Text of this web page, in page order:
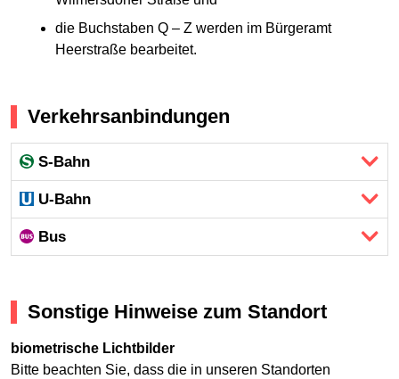
die Buchstaben Q – Z werden im Bürgeramt
Heerstraße bearbeitet.
Verkehrsanbindungen
S-Bahn
U-Bahn
Bus
Sonstige Hinweise zum Standort
biometrische Lichtbilder
Bitte beachten Sie, dass die in unseren Standorten